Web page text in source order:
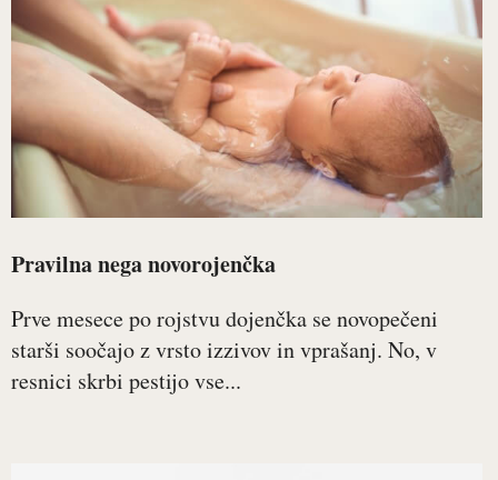
Pravilna nega novorojenčka
Prve mesece po rojstvu dojenčka se novopečeni
starši soočajo z vrsto izzivov in vprašanj. No, v
resnici skrbi pestijo vse...